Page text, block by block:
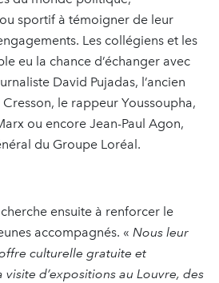
sportif à témoigner de leur
Les collégiens et les
eu la chance d’échanger avec
David Pujadas, l’ancien
le rappeur Youssoupha,
ou encore Jean-Paul Agon,
du Groupe Loréal.
ensuite à renforcer le
accompagnés. « Nous leur
culturelle gratuite et
d’expositions au Louvre, des